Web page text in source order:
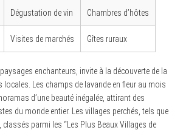
Dégustation de vin Chambres d’hôtes
Visites de marchés Gîtes ruraux
enchanteurs, invite à la découverte de la
locales. Les champs de lavande en fleur au mois
d’une beauté inégalée, attirant des
du monde entier. Les villages perchés, tels que
, classés parmi les “Les Plus Beaux Villages de